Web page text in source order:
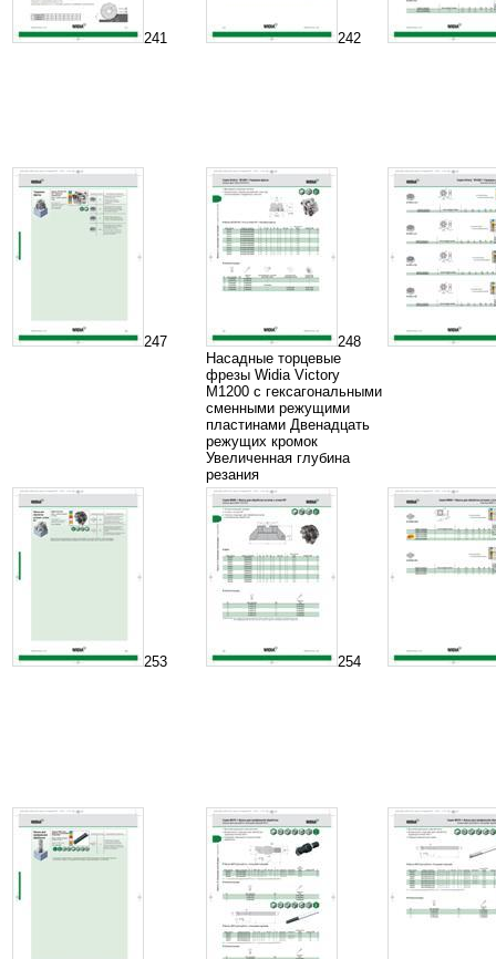
241 242
247
248
Насадные торцевые
фрезы Widia Victory
M1200 с гексагональными
сменными режущими
пластинами Двенадцать
режущих кромок
Увеличенная глубина
резания
253 254